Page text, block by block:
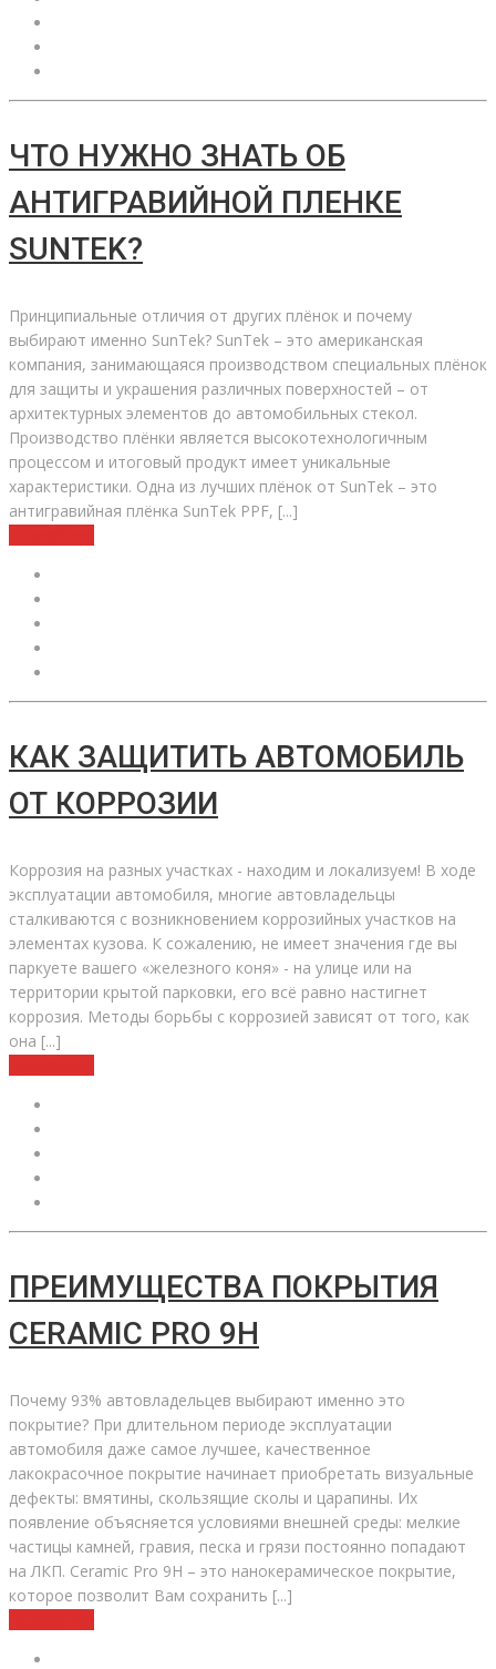
ЧТО НУЖНО ЗНАТЬ ОБ
АНТИГРАВИЙНОЙ ПЛЕНКЕ
SUNTEK?
Принципиальные отличия от других плёнок и почему
выбирают именно SunTek? SunTek – это американская
компания, занимающаяся производством специальных плёнок
для защиты и украшения различных поверхностей – от
архитектурных элементов до автомобильных стекол.
Производство плёнки является высокотехнологичным
процессом и итоговый продукт имеет уникальные
характеристики. Одна из лучших плёнок от SunTek – это
антигравийная плёнка SunTek PPF, [...]
КАК ЗАЩИТИТЬ АВТОМОБИЛЬ
ОТ КОРРОЗИИ
Коррозия на разных участках - находим и локализуем! В ходе
эксплуатации автомобиля, многие автовладельцы
сталкиваются с возникновением коррозийных участков на
элементах кузова. К сожалению, не имеет значения где вы
паркуете вашего «железного коня» - на улице или на
территории крытой парковки, его всё равно настигнет
коррозия. Методы борьбы с коррозией зависят от того, как
она [...]
ПРЕИМУЩЕСТВА ПОКРЫТИЯ
CERAMIC PRO 9H
Почему 93% автовладельцев выбирают именно это
покрытие? При длительном периоде эксплуатации
автомобиля даже самое лучшее, качественное
лакокрасочное покрытие начинает приобретать визуальные
дефекты: вмятины, скользящие сколы и царапины. Их
появление объясняется условиями внешней среды: мелкие
частицы камней, гравия, песка и грязи постоянно попадают
на ЛКП. Ceramic Pro 9H – это нанокерамическое покрытие,
которое позволит Вам сохранить [...]